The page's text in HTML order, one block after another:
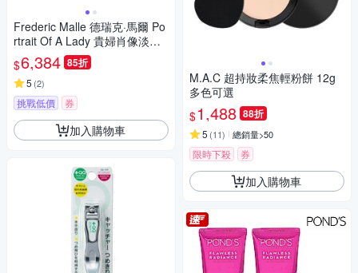
Frederic Malle 德瑞克·馬爾 Po
rtrait Of A Lady 貴婦肖像淡香
精 EDP 50ml
$6,384 85折
5 (2)
挑戰低價 券
加入購物車
M.A.C 超持妝柔焦輕粉餅 12g
多色可選
$1,488 88折
5 (11) 總銷量>50
限時下殺 券
加入購物車